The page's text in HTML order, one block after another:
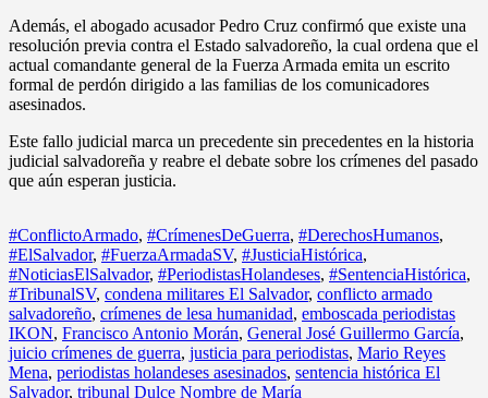
Además, el abogado acusador Pedro Cruz confirmó que existe una
resolución previa contra el Estado salvadoreño, la cual ordena que el
actual comandante general de la Fuerza Armada emita un escrito
formal de perdón dirigido a las familias de los comunicadores
asesinados.
Este fallo judicial marca un precedente sin precedentes en la historia
judicial salvadoreña y reabre el debate sobre los crímenes del pasado
que aún esperan justicia.
#ConflictoArmado, #CrímenesDeGuerra, #DerechosHumanos,
#ElSalvador, #FuerzaArmadaSV, #JusticiaHistórica,
#NoticiasElSalvador, #PeriodistasHolandeses, #SentenciaHistórica,
#TribunalSV, condena militares El Salvador, conflicto armado
salvadoreño, crímenes de lesa humanidad, emboscada periodistas
IKON, Francisco Antonio Morán, General José Guillermo García,
juicio crímenes de guerra, justicia para periodistas, Mario Reyes
Mena, periodistas holandeses asesinados, sentencia histórica El
Salvador, tribunal Dulce Nombre de María